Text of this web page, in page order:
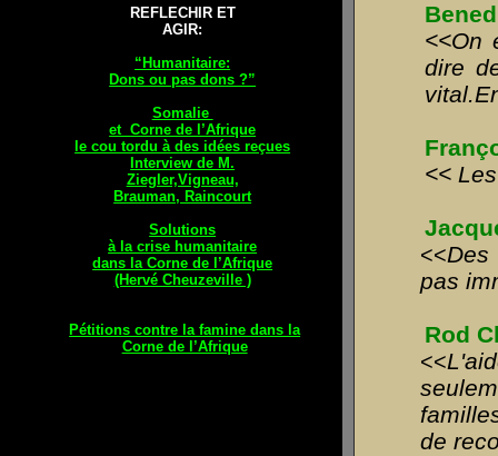
REFLECHIR ET
AGIR:
“Humanitaire:
Dons ou pas dons ?”
Somalie
et Corne de l’Afrique
le cou tordu à des idées reçues
Interview de M.
Ziegler,Vigneau,
Brauman, Raincourt
Solutions
à la crise humanitaire
dans la Corne de l’Afrique
(Hervé Cheuzeville )
Pétitions contre la famine dans la
Corne de l’Afrique
<<On
dire
<<
<<Des
pas
Rod
<<
de